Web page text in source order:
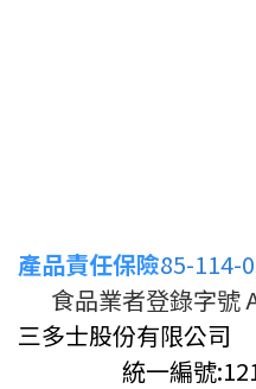
產品責任保險85-114-
食品業者登錄字號
三多士股份有限公
統一編號